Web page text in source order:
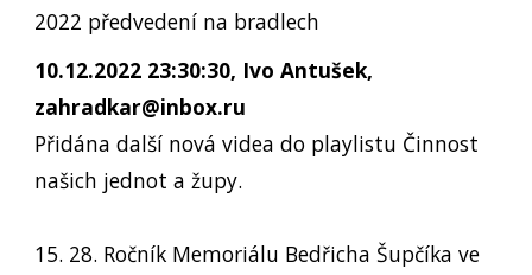
2022 předvedení na bradlech
10.12.2022 23:30:30, Ivo Antušek,
zahradkar@inbox.ru
Přidána další nová videa do playlistu Činnost
našich jednot a župy.
15. 28. Ročník Memoriálu Bedřicha Šupčíka ve